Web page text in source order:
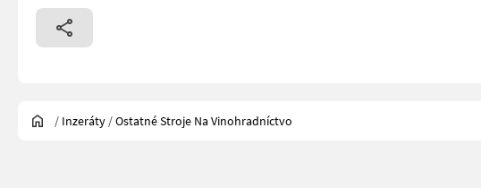
/ Inzeráty /Ostatné Stroje Na Vinohradníctvo